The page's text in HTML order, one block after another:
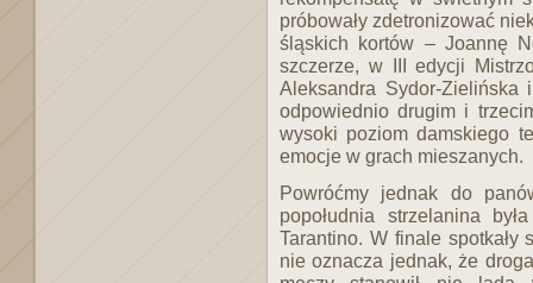
próbowały zdetronizować
śląskich kortów – Joannę
szczerze, w III edycji
Aleksandra Sydor-Zielińska
odpowiednio drugim i
wysoki poziom damskiego
emocje w grach mieszanych.
Powróćmy jednak do
popołudnia strzelanina
Tarantino. W finale
nie oznacza jednak, że